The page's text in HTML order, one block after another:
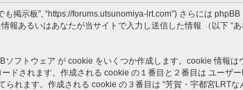
掲示板”, “https://forums.utsunomiya-lrt.com”) さらには
報あるいはあなたが当サイトで入力し送信した情報 （以下 “
フトウェア が cookie をいくつか作成します。cookie 情報は
ドされます。作成される cookie の１番目と２番目は ユーザー
れます。作成される cookie の３番目は “芳賀・宇都宮LRTな